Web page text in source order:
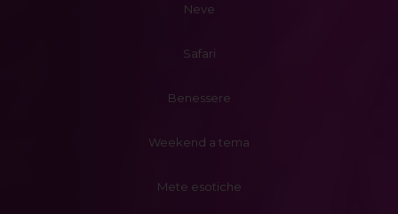
Neve
Safari
Benessere
Weekend a tema
Mete esotiche